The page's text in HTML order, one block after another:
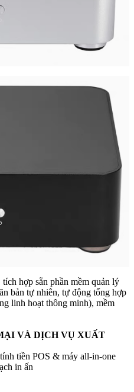
hợp sẵn phần mềm quản lý
bản tự nhiên, tự động tổng hợp
linh hoạt thông minh), mềm
VÀ DỊCH VỤ XUẤT
tiền POS & máy all-in-one
in ấn